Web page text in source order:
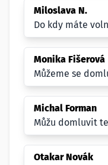
Miloslava N.
Do kdy máte
Monika Fišerová
Můžeme se
Michal Forman
Můžu domluvit
Otakar Novák